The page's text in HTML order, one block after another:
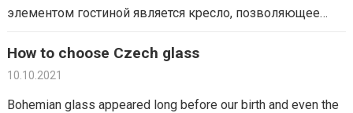
элементом гостиной является кресло, позволяющее
хитом современного интерьера стала модель крылатого
крыла,…
How to choose Czech glass
10.10.2021
Bohemian glass appeared long before our birth and even the